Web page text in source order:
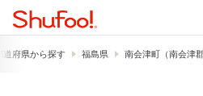
道府県から探す 福島県 南会津町（南会津郡